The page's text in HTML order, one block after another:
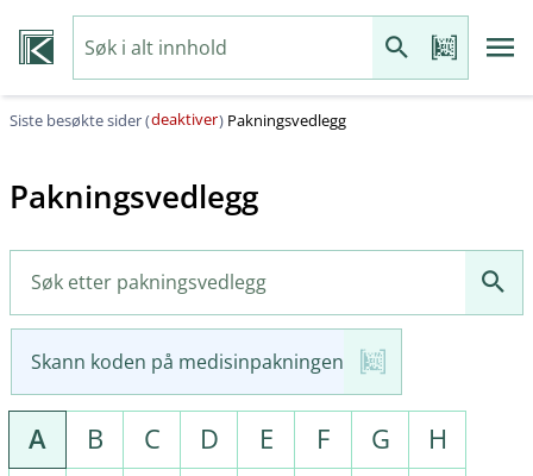
Siste besøkte sider (deaktiver) Pakningsvedlegg
Pakningsvedlegg
Skann koden på medisinpakningen
A B C D E F G
H